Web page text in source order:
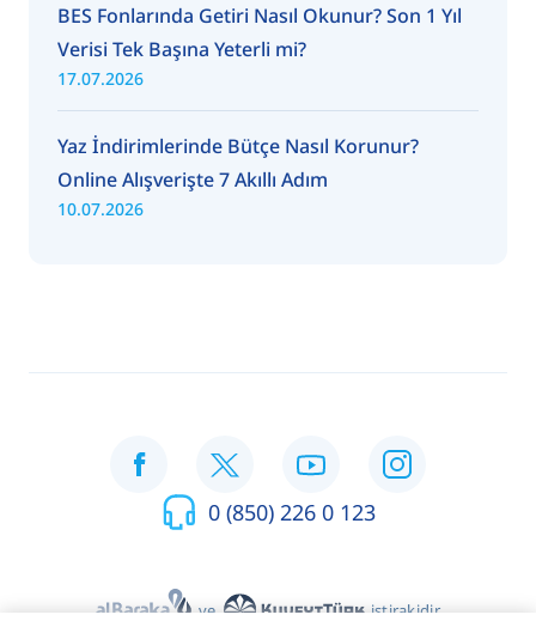
BES Fonlarında Getiri Nasıl Okunur? Son 1 Yıl
Verisi Tek Başına Yeterli mi?
17.07.2026
Yaz İndirimlerinde Bütçe Nasıl Korunur?
Online Alışverişte 7 Akıllı Adım
10.07.2026
0 (850) 226 0 123
ve iştirakidir